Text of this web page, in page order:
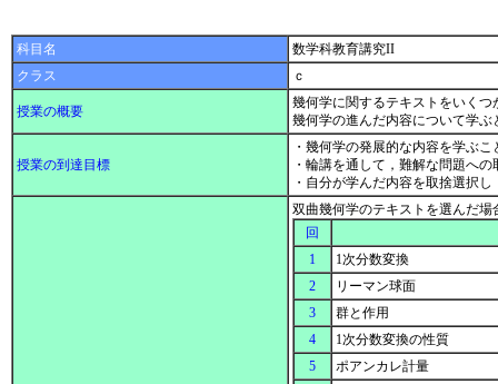
科目名
数学科教育講究II
クラス
ｃ
授業の概要
幾何学に関するテキストをいく
幾何学の進んだ内容について学
授業の到達目標
・幾何学の発展的な内容を学ぶ
・輪講を通して，難解な問題へ
・自分が学んだ内容を取捨選択
双曲幾何学のテキストを選んだ
回
1
1次分数変換
2
リーマン球面
3
群と作用
4
1次分数変換の性質
5
ポアンカレ計量